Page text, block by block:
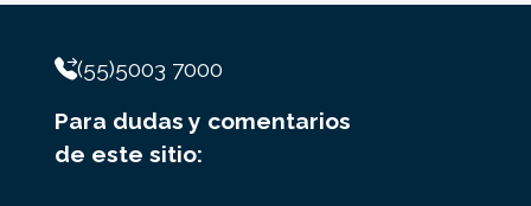
(55)5003 7000
Para dudas y comentarios
de este sitio: